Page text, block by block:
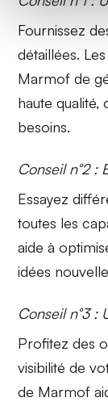
Fournissez
détaillées.
Marmof de
haute
besoins.
Conseil n°2 :
Essayez
toutes les
aide à
idées
Conseil n°3 :
Profitez des
visibilité de
de Marmof